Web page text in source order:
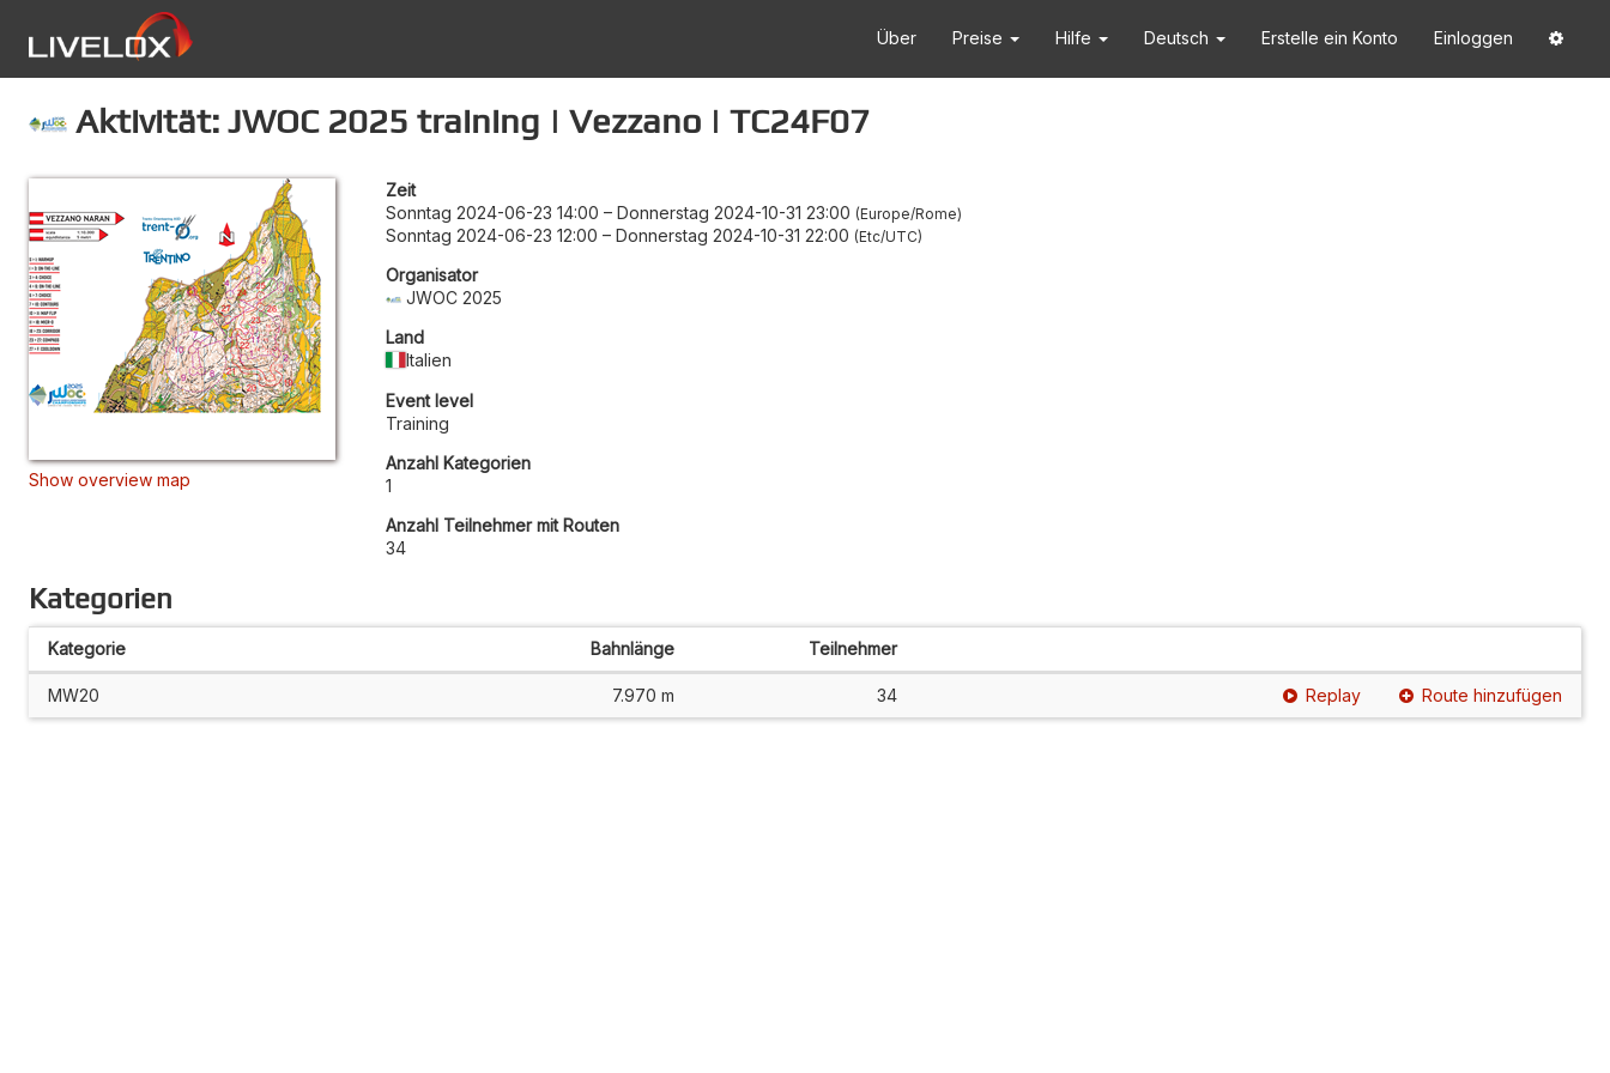
Über Preise Hilfe Deutsch Erstelle ein Konto Einloggen
Aktivität: JWOC 2025 training | Vezzano | TC24F07
Show overview map
Zeit
Sonntag 2024-06-23 14:00 – Donnerstag 2024-10-31 23:00 Europe/Rome
Sonntag 2024-06-23 12:00 – Donnerstag 2024-10-31 22:00 Etc/UTC
Organisator
JWOC 2025
Land
Italien
Event level
Training
Anzahl Kategorien
1
Anzahl Teilnehmer mit Routen
34
Kategorien
Kategorie Bahnlänge Teilnehmer
MW20 7.970 m 34 Replay Route hinzufügen